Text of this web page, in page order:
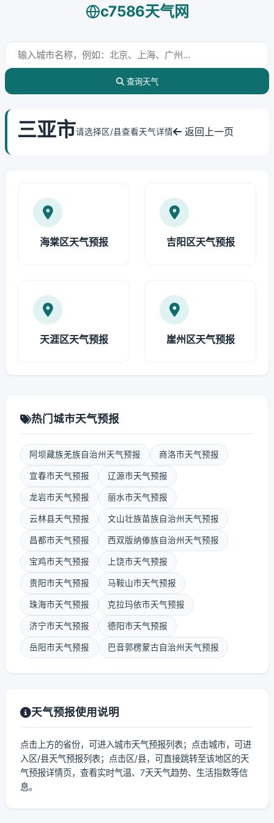
c7586天气网
查询天气
三亚市请选择区/县查看天气详情 返回上一页
海棠区天气预报 吉阳区天气预报
天涯区天气预报 崖州区天气预报
热门城市天气预报
阿坝藏族羌族自治州天气预报 商洛市天气预报
宜春市天气预报 辽源市天气预报
龙岩市天气预报 丽水市天气预报
云林县天气预报 文山壮族苗族自治州天气预报
昌都市天气预报 西双版纳傣族自治州天气预报
宝鸡市天气预报 上饶市天气预报
贵阳市天气预报 马鞍山市天气预报
珠海市天气预报 克拉玛依市天气预报
济宁市天气预报 德阳市天气预报
岳阳市天气预报 巴音郭楞蒙古自治州天气预报
天气预报使用说明
点击上方的省份，可进入城市天气预报列表；点击城市，可进
入区/县天气预报列表；点击区/县，可直接跳转至该地区的天
气预报详情页，查看实时气温、7天天气趋势、生活指数等信
息。